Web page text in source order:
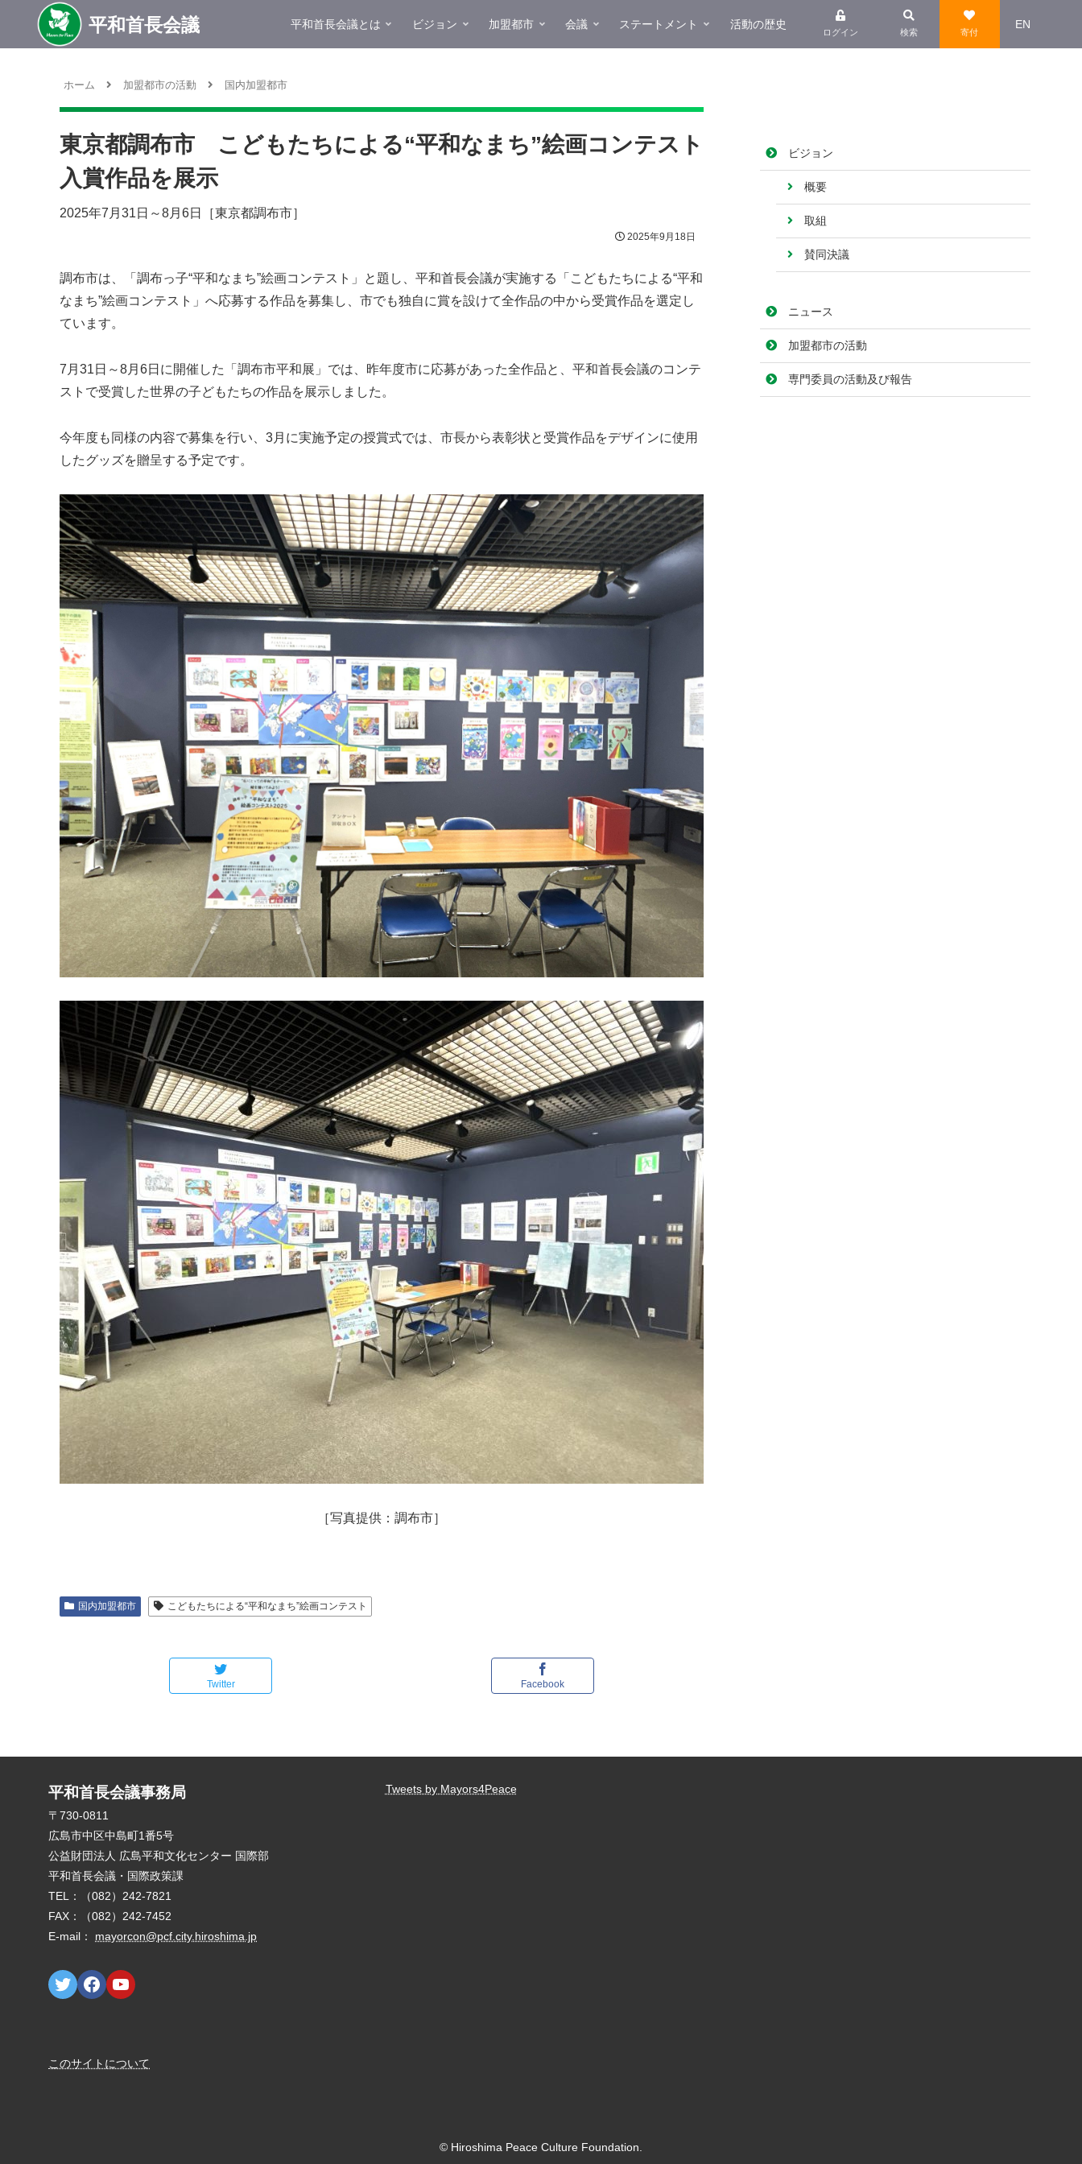
平和首長会議とは ビジョン 加盟都市 会議 ステートメント 活動の歴史
ログイン 検索 寄付
EN
ホーム 加盟都市の活動 国内加盟都市
東京都調布市 こどもたちによる“平和なまち”絵画コンテスト
入賞作品を展示
2025年7月31日～8月6日［東京都調布市］
2025年9月18日
調布市は、「調布っ子“平和なまち”絵画コンテスト」と題し、平和首長会議が実施する「こどもたちによる“平和
なまち”絵画コンテスト」へ応募する作品を募集し、市でも独自に賞を設けて全作品の中から受賞作品を選定し
ています。
7月31日～8月6日に開催した「調布市平和展」では、昨年度市に応募があった全作品と、平和首長会議のコンテ
ストで受賞した世界の子どもたちの作品を展示しました。
今年度も同様の内容で募集を行い、3月に実施予定の授賞式では、市長から表彰状と受賞作品をデザインに使用
したグッズを贈呈する予定です。
［写真提供：調布市］
国内加盟都市 こどもたちによる“平和なまち”絵画コンテスト
Twitter Facebook
ビジョン
概要
取組
賛同決議
ニュース
加盟都市の活動
専門委員の活動及び報告
平和首長会議事務局
E-mail： mayorcon@pcf.city.hiroshima.jp
このサイトについて
Tweets by Mayors4Peace
© Hiroshima Peace Culture Foundation.